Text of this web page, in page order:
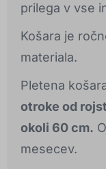
prilega v vse
Košara je
materiala.
Pletena
otroke od
okoli 60 cm.
mesecev.